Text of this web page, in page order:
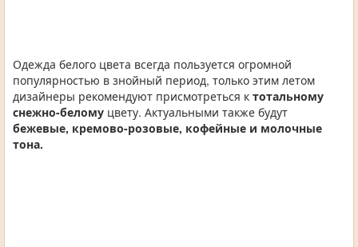
Одежда белого цвета всегда пользуется огромной
популярностью в знойный период, только этим летом
дизайнеры рекомендуют присмотреться к тотальному
снежно-белому цвету. Актуальными также будут
бежевые, кремово-розовые, кофейные и молочные
тона.